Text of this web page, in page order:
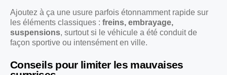
Ajoutez à ça une usure parfois étonnamment rapide sur
les éléments classiques : freins, embrayage,
suspensions, surtout si le véhicule a été conduit de
façon sportive ou intensément en ville.
Conseils pour limiter les mauvaises